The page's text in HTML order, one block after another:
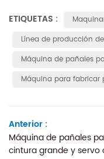
ETIQUETAS :
Línea de producción
Máquina de pañales
Máquina para fabricar
Anterior :
Máquina de pañales
cintura grande y